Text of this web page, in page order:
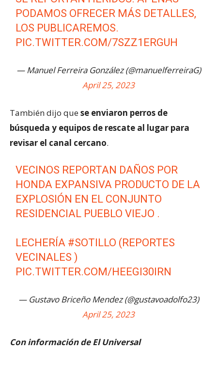
PODAMOS OFRECER MÁS DETALLES,
LOS PUBLICAREMOS.
PIC.TWITTER.COM/7SZZ1ERGUH
— Manuel Ferreira González (@manuelferreiraG)
April 25, 2023
También dijo quese enviaron perros de
búsqueda y equipos de rescate al lugar para
revisar el canal cercano.
VECINOS REPORTAN DAÑOS POR
HONDA EXPANSIVA PRODUCTO DE LA
EXPLOSIÓN EN EL CONJUNTO
RESIDENCIAL PUEBLO VIEJO .
LECHERÍA #SOTILLO (REPORTES
VECINALES )
PIC.TWITTER.COM/HEEGI30IRN
— Gustavo Briceño Mendez (@gustavoadolfo23)
April 25, 2023
Con información de El Universal